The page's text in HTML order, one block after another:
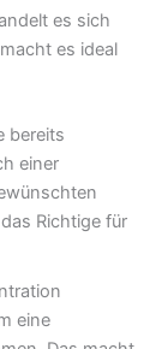
es sich
es ideal
bereits
einer
Richtige für
eine